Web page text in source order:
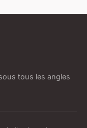
tous les angles